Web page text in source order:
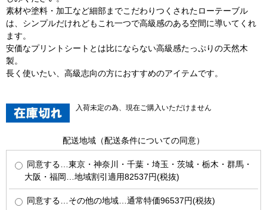
素材や塗料・加工など細部までこだわりつくされたローテーブル
は、シンプルだけれどもこれ一つで高級感のある空間に導いてくれ
ます。
安価なプリントシートとは比にならない高級感たっぷりの天然木
製。
長く使いたい、高級志向の方におすすめのアイテムです。
入荷未定の為、現在ご購入いただけません
配送地域（配送条件についての同意）
同意する…東京・神奈川・千葉・埼玉・茨城・栃木・群馬・
大阪・福岡…地域割引適用82537円(税抜)
同意する…その他の地域…通常特価96537円(税抜)